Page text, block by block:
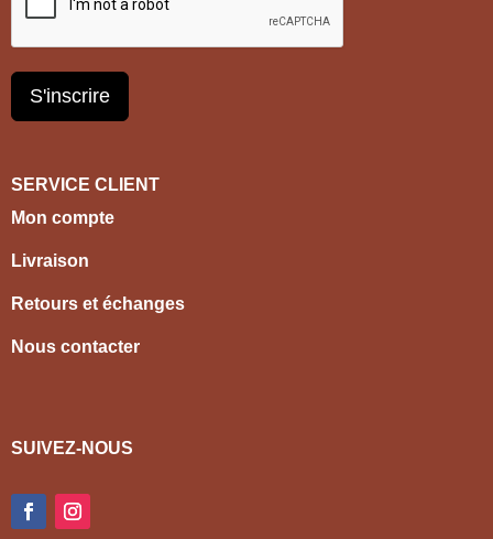
S'inscrire
SERVICE CLIENT
Mon compte
Livraison
Retours et échanges
Nous contacter
SUIVEZ-NOUS